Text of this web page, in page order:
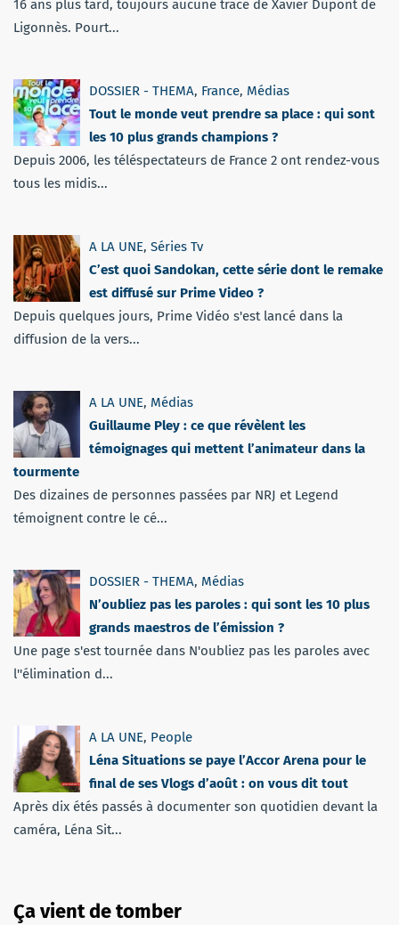
16 ans plus tard, toujours aucune trace de Xavier Dupont de
Ligonnès. Pourt...
DOSSIER - THEMA, France, Médias
Tout le monde veut prendre sa place : qui sont
les 10 plus grands champions ?
Depuis 2006, les téléspectateurs de France 2 ont rendez-vous
tous les midis...
A LA UNE, Séries Tv
C’est quoi Sandokan, cette série dont le remake
est diffusé sur Prime Video ?
Depuis quelques jours, Prime Vidéo s'est lancé dans la
diffusion de la vers...
A LA UNE, Médias
Guillaume Pley : ce que révèlent les
témoignages qui mettent l’animateur dans la
tourmente
Des dizaines de personnes passées par NRJ et Legend
témoignent contre le cé...
DOSSIER - THEMA, Médias
N’oubliez pas les paroles : qui sont les 10 plus
grands maestros de l’émission ?
Une page s'est tournée dans N'oubliez pas les paroles avec
l''élimination d...
A LA UNE, People
Léna Situations se paye l’Accor Arena pour le
final de ses Vlogs d’août : on vous dit tout
Après dix étés passés à documenter son quotidien devant la
caméra, Léna Sit...
Ça vient de tomber